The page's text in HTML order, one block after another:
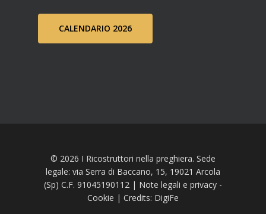
CALENDARIO 2026
© 2026 I Ricostruttori nella preghiera. Sede
legale: via Serra di Baccano, 15, 19021 Arcola
(Sp) C.F. 91045190112 | Note legali e privacy -
Cookie | Credits: DigiFe